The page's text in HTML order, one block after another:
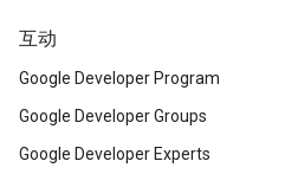
互动
Google Developer Program
Google Developer Groups
Google Developer Experts